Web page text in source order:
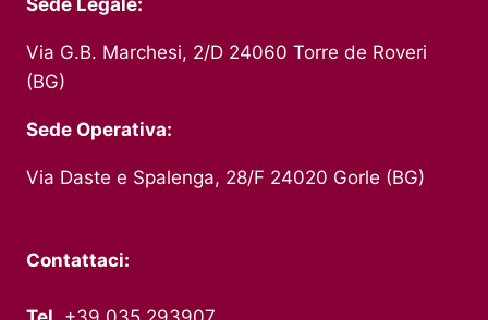
Sede Legale:
Via G.B. Marchesi, 2/D 24060 Torre de Roveri
(BG)
Sede Operativa:
Via Daste e Spalenga, 28/F 24020 Gorle (BG)
Contattaci: